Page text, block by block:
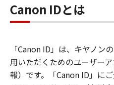
Canon IDとは
「Canon ID」は、キヤノン
用いただくためのユーザー
報）です。「Canon ID」に